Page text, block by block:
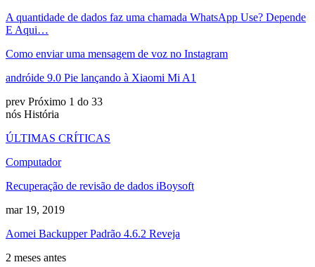
A quantidade de dados faz uma chamada WhatsApp Use? Depende
E Aqui…
Como enviar uma mensagem de voz no Instagram
andróide 9.0 Pie lançando à Xiaomi Mi A1
prev Próximo 1 do 33
nós História
ÚLTIMAS CRÍTICAS
Computador
Recuperação de revisão de dados iBoysoft
mar 19, 2019
Aomei Backupper Padrão 4.6.2 Reveja
2 meses antes